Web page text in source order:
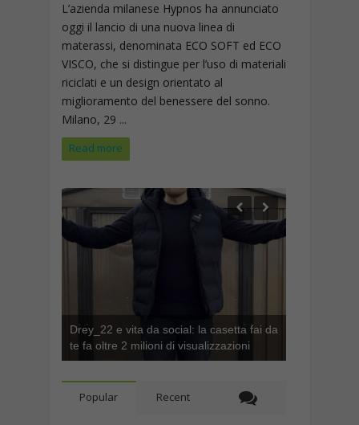
L’azienda milanese Hypnos ha annunciato
oggi il lancio di una nuova linea di
materassi, denominata ECO SOFT ed ECO
VISCO, che si distingue per l’uso di materiali
riciclati e un design orientato al
miglioramento del benessere del sonno.
Milano, 29 ...
Read more
Drey_22 e vita da social: la casetta fai da
te fa oltre 2 milioni di visualizzazioni
Popular Recent